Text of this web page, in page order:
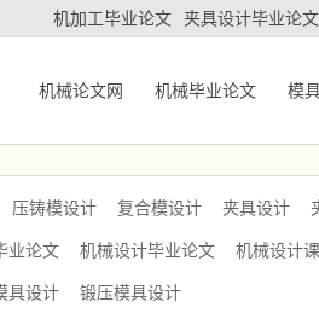
机加工毕业论文 夹具设计毕业论文
机械论文网 机械毕业论文 模
压铸模设计 复合模设计 夹具设计
业论文 机械设计毕业论文 机械设计
具设计 锻压模具设计